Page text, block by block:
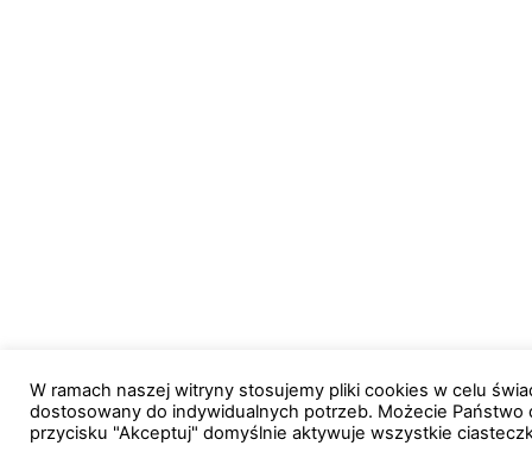
W ramach naszej witryny stosujemy pliki cookies w celu
dostosowany do indywidualnych potrzeb. Możecie
przycisku "Akceptuj" domyślnie aktywuje wszystkie